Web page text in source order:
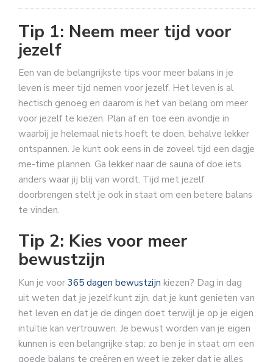
Tip 1: Neem meer tijd voor
jezelf
Een van de belangrijkste tips voor meer balans in je
leven is meer tijd nemen voor jezelf. Het leven is al
hectisch genoeg en daarom is het van belang om meer
voor jezelf te kiezen. Plan af en toe een avondje in
waarbij je helemaal niets hoeft te doen, behalve lekker
ontspannen. Je kunt ook eens in de zoveel tijd een dagje
me-time plannen. Ga lekker naar de sauna of doe iets
anders waar jij blij van wordt. Tijd met jezelf
doorbrengen stelt je ook in staat om een betere balans
te vinden.
Tip 2: Kies voor meer
bewustzijn
Kun je voor 365 dagen bewustzijn kiezen? Dag in dag
uit weten dat je jezelf kunt zijn, dat je kunt genieten van
het leven en dat je de dingen doet terwijl je op je eigen
intuïtie kan vertrouwen. Je bewust worden van je eigen
kunnen is een belangrijke stap: zo ben je in staat om een
goede balans te creëren en weet je zeker dat je alles